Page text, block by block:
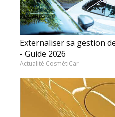
Externaliser sa gestion
- Guide 2026
Actualité CosmétiCar